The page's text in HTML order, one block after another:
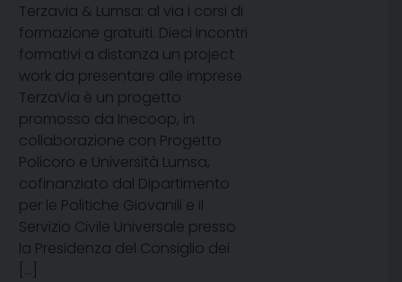
Terzavia & Lumsa: al via i corsi di
formazione gratuiti. Dieci incontri
formativi a distanza un project
work da presentare alle imprese
TerzaVia è un progetto
promosso da Inecoop, in
collaborazione con Progetto
Policoro e Università Lumsa,
cofinanziato dal Dipartimento
per le Politiche Giovanili e il
Servizio Civile Universale presso
la Presidenza del Consiglio dei
[…]